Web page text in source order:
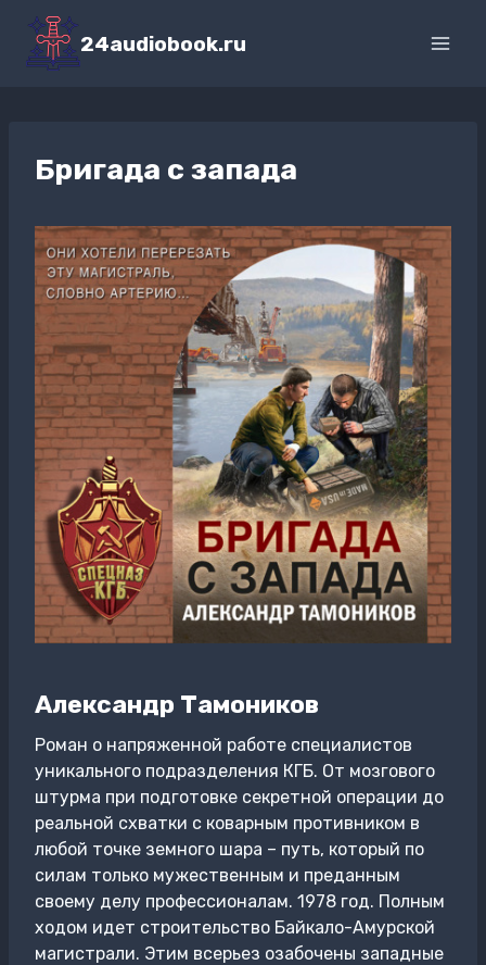
Перейти
содержимому
24audiobook.ru
Бригада с запада
Александр Тамоников
Роман о напряженной работе специалистов
уникального подразделения КГБ. От мозгового
штурма при подготовке секретной операции до
реальной схватки с коварным противником в
любой точке земного шара – путь, который по
силам только мужественным и преданным
своему делу профессионалам. 1978 год. Полным
ходом идет строительство Байкало-Амурской
магистрали. Этим всерьез озабочены западные